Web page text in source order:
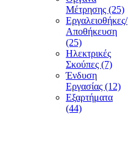
Μέτρησης (25)
Εργαλειοθήκες/
Αποθήκευση
(25)
Ηλεκτρικές
Σκούπες (7)
Ένδυση
Εργασίας (12)
Εξαρτήματα
(44)